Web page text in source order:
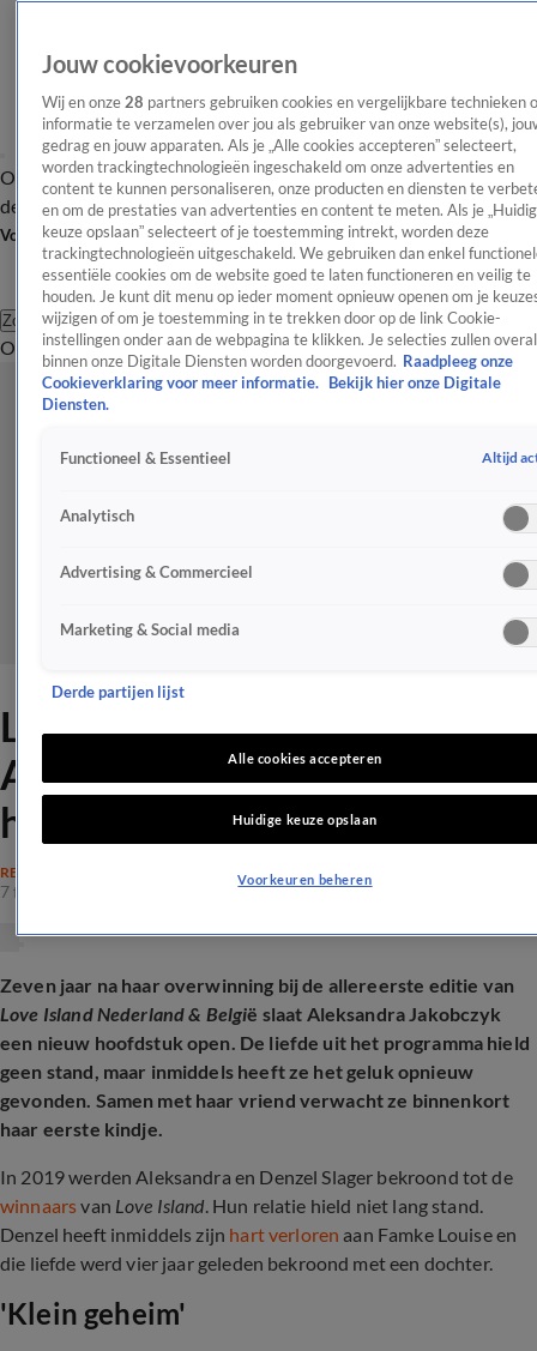
OverzichtAfleveringen Entertainment TV Algemeen
Tip
de redactieNieuwsbrief
Volg Shownieuws
Zoeken
OverzichtEntertainmentSpraakmakendRealityCrimeVideo's
Love Island-winnares
Aleksandra Jakobczyk deelt
heuglijk babynieuws
REALITY
7 feb 2026, 16:53
Zeven jaar na haar overwinning bij de allereerste editie van
Love Island Nederland & België slaat Aleksandra Jakobczyk
een nieuw hoofdstuk open. De liefde uit het programma hield
geen stand, maar inmiddels heeft ze het geluk opnieuw
gevonden. Samen met haar vriend verwacht ze binnenkort
haar eerste kindje.
In 2019 werden Aleksandra en Denzel Slager bekroond tot de
winnaarsvan Love Island. Hun relatie hield niet lang stand.
Denzel heeft inmiddels zijn hart verloren aan Famke Louise en
die liefde werd vier jaar geleden bekroond met een dochter.
'Klein geheim'
Jouw cookievoorkeuren
Wij en onze 28 partners gebruiken cookies en vergelijkbare technieken
informatie te verzamelen over jou als gebruiker van onze website(s),
gedrag en jouw apparaten. Als je „Alle cookies accepteren” selecteert,
worden trackingtechnologieën ingeschakeld om onze advertenties en
content te kunnen personaliseren, onze producten en diensten te
en om de prestaties van advertenties en content te meten. Als je
keuze opslaan” selecteert of je toestemming intrekt, worden deze
trackingtechnologieën uitgeschakeld. We gebruiken dan enkel
essentiële cookies om de website goed te laten functioneren en veilig te
houden. Je kunt dit menu op ieder moment opnieuw openen om je
wijzigen of om je toestemming in te trekken door op de link Cookie-
instellingen onder aan de webpagina te klikken. Je selecties zullen overal
binnen onze Digitale Diensten worden doorgevoerd. Raadpleeg onze
Cookieverklaring voor meer informatie.
Bekijk hier onze Digitale
Diensten.
Functioneel & Essentieel Altijd
Analytisch
Advertising & Commercieel
Marketing & Social media
Derde partijen lijst
Alle cookies accepteren
Huidige keuze opslaan
Voorkeuren beheren